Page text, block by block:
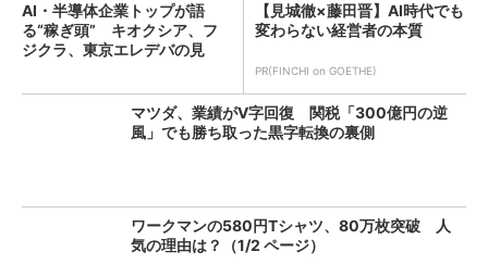
AI・半導体企業トップが語
る“稼ぎ頭” キオクシア、フ
ジクラ、東京エレデバの見
【見城徹×藤田晋】AI時代でも
変わらない経営者の本質
PR(FINCHI on GOETHE)
マツダ、業績がV字回復 関税「300億円の逆
風」でも勝ち取った黒字転換の裏側
ワークマンの580円Tシャツ、80万枚突破 人
気の理由は？（1/2 ページ）